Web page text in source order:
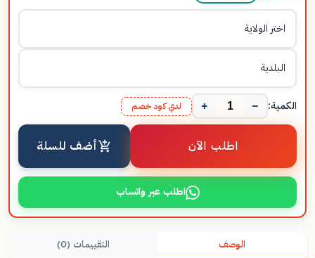
الكمية: −
+ لدي كود خصم
اطلب الآن أضف للسلة
اطلب عبر واتساب
الوصف التقييمات (0)